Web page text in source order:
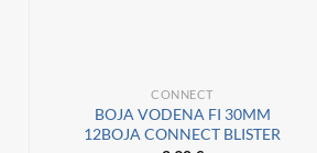
CONNECT
BOJA VODENA FI 30MM
12BOJA CONNECT BLISTER